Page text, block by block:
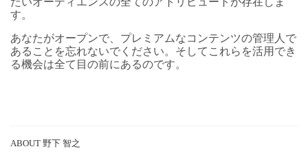
す。
あなたがオープンで、プレミアムなコンテンツの管理人で
あることを忘れないでください。そしてこれらを活用でき
る機会は全て目の前にあるのです。
ABOUT 野下 智之